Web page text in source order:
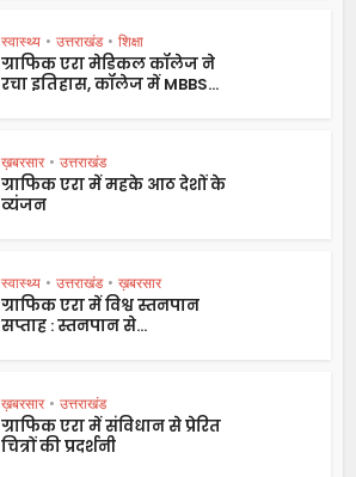
स्वास्थ्य • उत्तराखंड • शिक्षा
ग्राफिक एरा मेडिकल कॉलेज ने
रचा इतिहास, कॉलेज में MBBS...
ख़बरसार • उत्तराखंड
ग्राफिक एरा में महके आठ देशों के
व्यंजन
स्वास्थ्य • उत्तराखंड • ख़बरसार
ग्राफिक एरा में विश्व स्तनपान
सप्ताह : स्तनपान से...
ख़बरसार • उत्तराखंड
ग्राफिक एरा में संविधान से प्रेरित
चित्रों की प्रदर्शनी